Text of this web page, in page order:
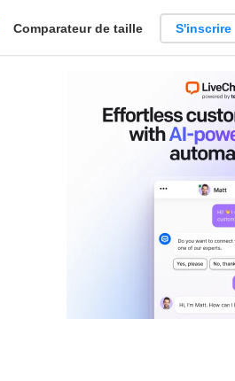
Créer
Comparateur de taille S'inscrire